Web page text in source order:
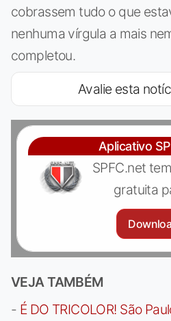
cobrassem tudo o que
nenhuma vírgula a mais
completou.
Avalie esta
Aplicativo
SPFC.net
gratuita
VEJA TAMBÉM
- É DO TRICOLOR! São